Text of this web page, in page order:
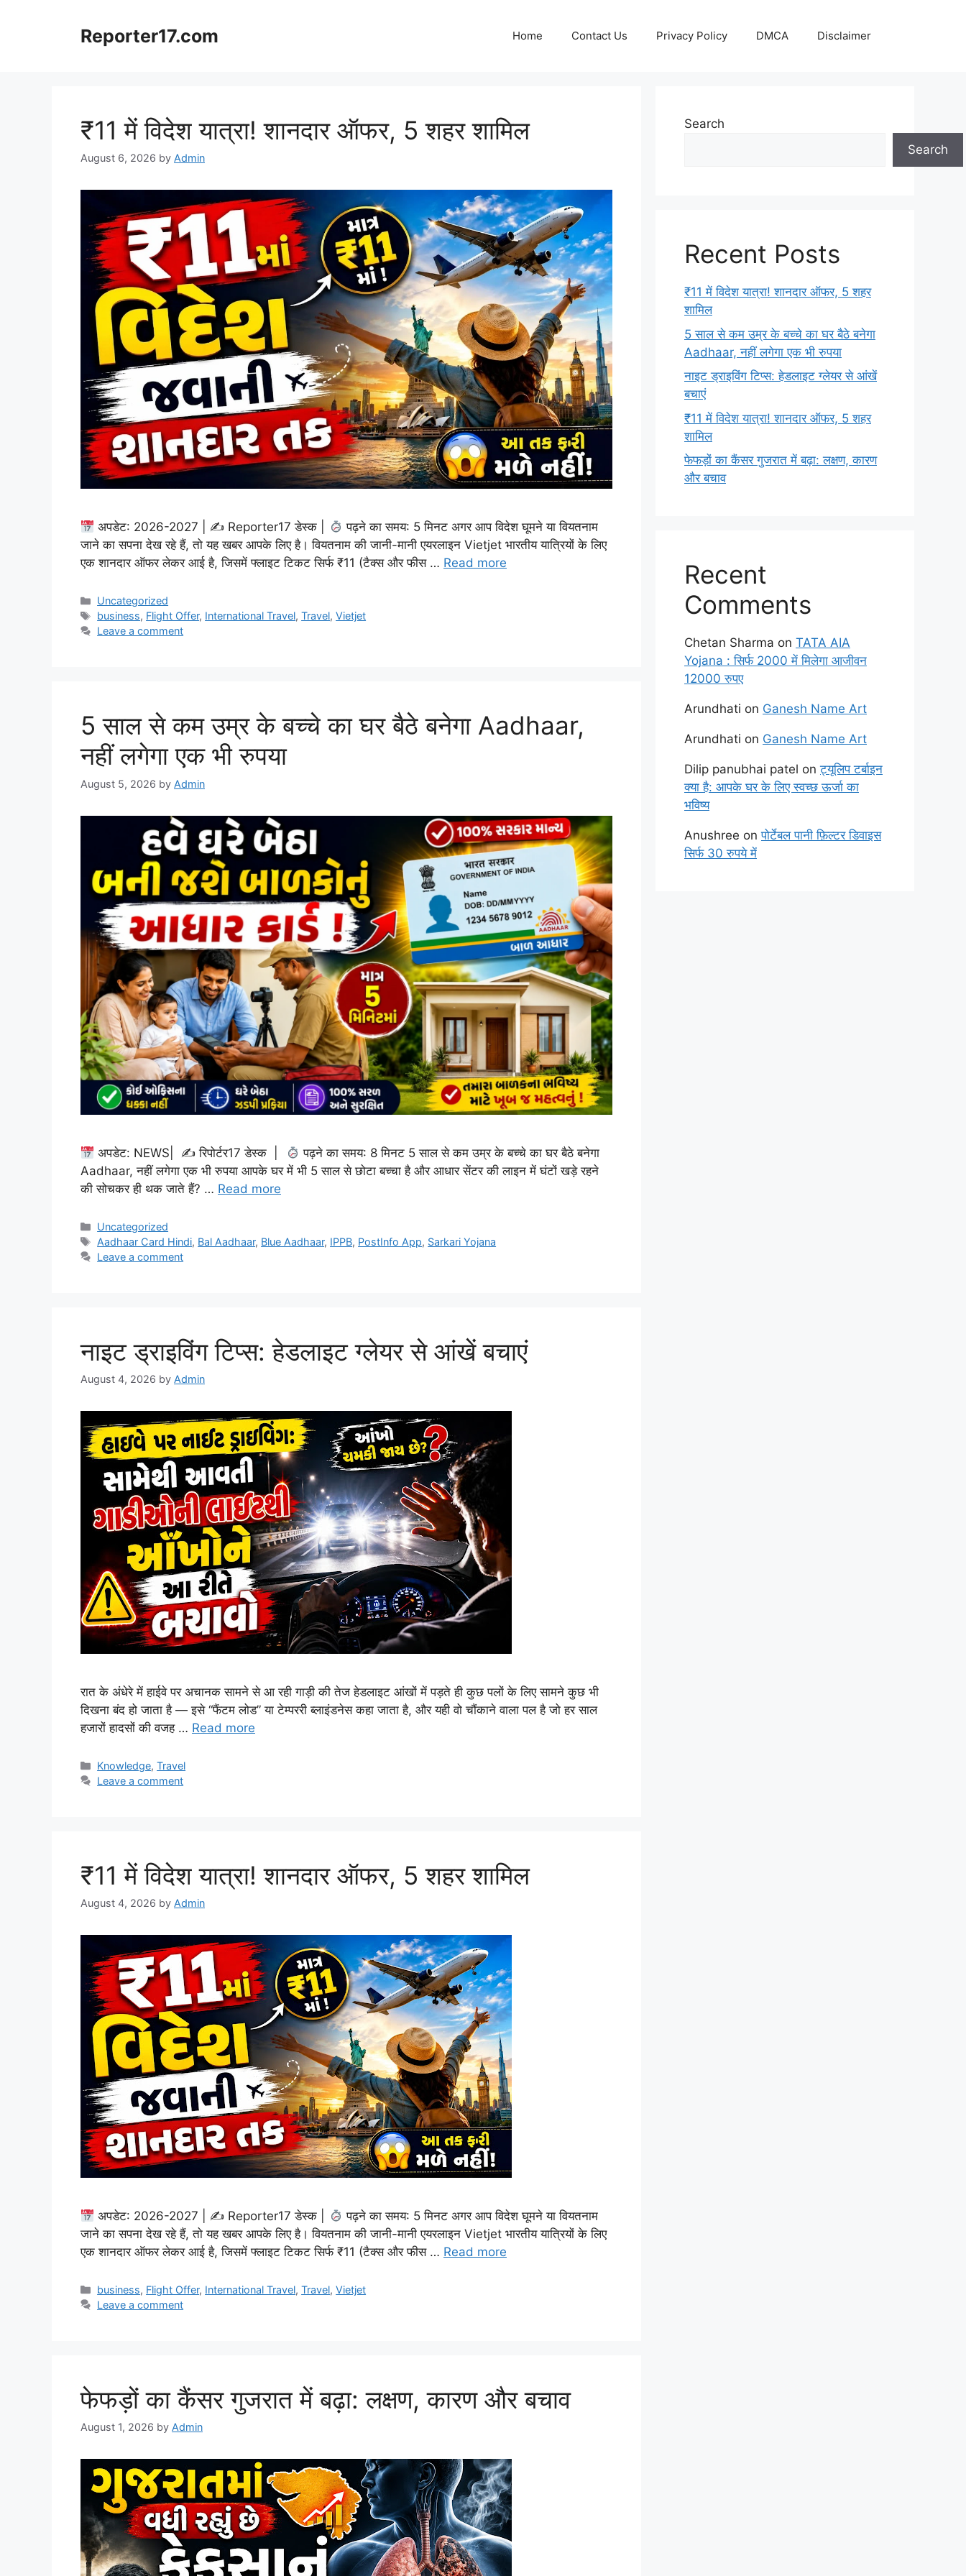
Reporter17.com Home Contact Us Privacy Policy DMCA Disclaimer
₹11 में विदेश यात्रा! शानदार ऑफर, 5 शहर शामिल
August 6, 2026 by Admin
अपडेट: 2026-2027 | ✍ Reporter17 डेस्क |
पढ़ने का समय: 5 मिनट अगर आप विदेश घूमने या वियतनाम
जाने का सपना देख रहे हैं, तो यह खबर आपके लिए है। वियतनाम की जानी-मानी एयरलाइन Vietjet भारतीय यात्रियों के लिए
एक शानदार ऑफर लेकर आई है, जिसमें फ्लाइट टिकट सिर्फ ₹11 (टैक्स और फीस … Read more
Categories
Uncategorized
Tags
business, Flight Offer, International Travel,Travel,Vietjet
Leave a comment
5 साल से कम उम्र के बच्चे का घर बैठे बनेगा Aadhaar,
नहीं लगेगा एक भी रुपया
August 5, 2026 by Admin
अपडेट: NEWS| ✍ रिपोर्टर17 डेस्क |
पढ़ने का समय: 8 मिनट 5 साल से कम उम्र के बच्चे का घर बैठे बनेगा
Aadhaar, नहीं लगेगा एक भी रुपया आपके घर में भी 5 साल से छोटा बच्चा है और आधार सेंटर की लाइन में घंटों खड़े रहने
की सोचकर ही थक जाते हैं? … Read more
Categories
Uncategorized
Tags
Aadhaar Card Hindi, Bal Aadhaar, Blue Aadhaar, IPPB, PostInfo App, Sarkari Yojana
Leave a comment
नाइट ड्राइविंग टिप्स: हेडलाइट ग्लेयर से आंखें बचाएं
August 4, 2026 by Admin
रात के अंधेरे में हाईवे पर अचानक सामने से आ रही गाड़ी की तेज हेडलाइट आंखों में पड़ते ही कुछ पलों के लिए सामने कुछ भी
दिखना बंद हो जाता है — इसे “फैंटम लोड” या टेम्पररी ब्लाइंडनेस कहा जाता है, और यही वो चौंकाने वाला पल है जो हर साल
हजारों हादसों की वजह … Read more
Categories
Knowledge,Travel
Leave a comment
₹11 में विदेश यात्रा! शानदार ऑफर, 5 शहर शामिल
August 4, 2026 by Admin
अपडेट: 2026-2027 | ✍ Reporter17 डेस्क |
पढ़ने का समय: 5 मिनट अगर आप विदेश घूमने या वियतनाम
जाने का सपना देख रहे हैं, तो यह खबर आपके लिए है। वियतनाम की जानी-मानी एयरलाइन Vietjet भारतीय यात्रियों के लिए
एक शानदार ऑफर लेकर आई है, जिसमें फ्लाइट टिकट सिर्फ ₹11 (टैक्स और फीस … Read more
Categories
business, Flight Offer, International Travel,Travel,Vietjet
Leave a comment
फेफड़ों का कैंसर गुजरात में बढ़ा: लक्षण, कारण और बचाव
August 1, 2026 by Admin
Search
Search
Recent Posts
₹11 में विदेश यात्रा! शानदार ऑफर, 5 शहर
शामिल
5 साल से कम उम्र के बच्चे का घर बैठे बनेगा
Aadhaar, नहीं लगेगा एक भी रुपया
नाइट ड्राइविंग टिप्स: हेडलाइट ग्लेयर से आंखें
बचाएं
₹11 में विदेश यात्रा! शानदार ऑफर, 5 शहर
शामिल
फेफड़ों का कैंसर गुजरात में बढ़ा: लक्षण, कारण
और बचाव
Recent
Comments
Chetan Sharma on TATA AIA
Yojana : सिर्फ 2000 में मिलेगा आजीवन
12000 रुपए
Arundhati on Ganesh Name Art
Arundhati on Ganesh Name Art
Dilip panubhai patel onट्यूलिप टर्बाइन
क्या है: आपके घर के लिए स्वच्छ ऊर्जा का
भविष्य
Anushree onपोर्टेबल पानी फ़िल्टर डिवाइस
सिर्फ 30 रुपये में